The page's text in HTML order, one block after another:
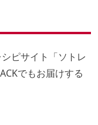
ピ」で！
ピサイト「ソトレ
でもお届けする